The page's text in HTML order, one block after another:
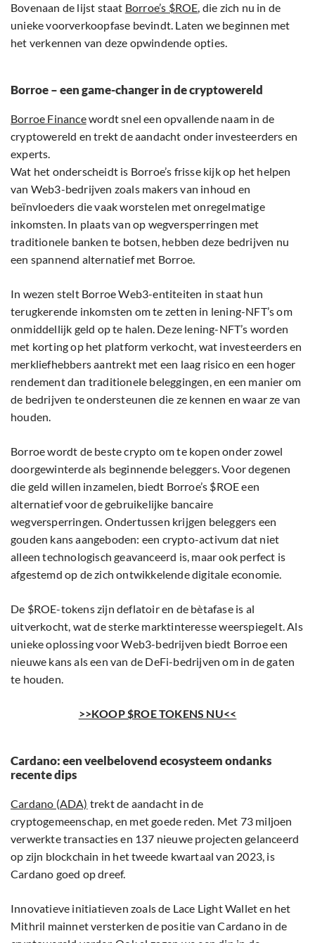
Bovenaan de lijst staat Borroe’s $ROE, die zich nu in de
unieke voorverkoopfase bevindt. Laten we beginnen met
het verkennen van deze opwindende opties.
Borroe – een game-changer in de cryptowereld
Borroe Financewordt snel een opvallende naam in de
cryptowereld en trekt de aandacht onder investeerders en
experts.
Wat het onderscheidt is Borroe’s frisse kijk op het helpen
van Web3-bedrijven zoals makers van inhoud en
beïnvloeders die vaak worstelen met onregelmatige
inkomsten. In plaats van op wegversperringen met
traditionele banken te botsen, hebben deze bedrijven nu
een spannend alternatief met Borroe.
In wezen stelt Borroe Web3-entiteiten in staat hun
terugkerende inkomsten om te zetten in lening-NFT’s om
onmiddellijk geld op te halen. Deze lening-NFT’s worden
met korting op het platform verkocht, wat investeerders en
merkliefhebbers aantrekt met een laag risico en een hoger
rendement dan traditionele beleggingen, en een manier om
de bedrijven te ondersteunen die ze kennen en waar ze van
houden.
Borroe wordt de beste crypto om te kopen onder zowel
doorgewinterde als beginnende beleggers. Voor degenen
die geld willen inzamelen, biedt Borroe’s $ROE een
alternatief voor de gebruikelijke bancaire
wegversperringen. Ondertussen krijgen beleggers een
gouden kans aangeboden: een crypto-activum dat niet
alleen technologisch geavanceerd is, maar ook perfect is
afgestemd op de zich ontwikkelende digitale economie.
De $ROE-tokens zijn deflatoir en de bètafase is al
uitverkocht, wat de sterke marktinteresse weerspiegelt. Als
unieke oplossing voor Web3-bedrijven biedt Borroe een
nieuwe kans als een van de DeFi-bedrijven om in de gaten
te houden.
>>KOOP $ROE TOKENS NU<<
Cardano: een veelbelovend ecosysteem ondanks
recente dips
Cardano (ADA) trekt de aandacht in de
cryptogemeenschap, en met goede reden. Met 73 miljoen
verwerkte transacties en 137 nieuwe projecten gelanceerd
op zijn blockchain in het tweede kwartaal van 2023, is
Cardano goed op dreef.
Innovatieve initiatieven zoals de Lace Light Wallet en het
Mithril mainnet versterken de positie van Cardano in de